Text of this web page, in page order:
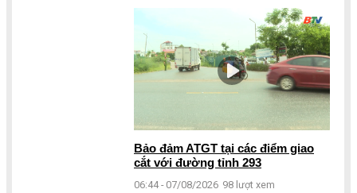
Bảo đảm ATGT tại các điểm giao
cắt với đường tỉnh 293
06:44 - 07/08/2026 98 lượt xem